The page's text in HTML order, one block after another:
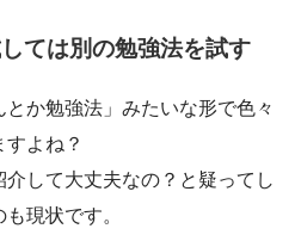
ては別の勉強法を試す
か勉強法」みたいな形で色々
よね？
して大丈夫なの？と疑ってし
現状です。